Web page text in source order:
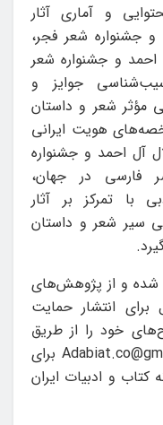
و آماری آثار
جشنواره شعر فجر،
احمد و جشنواره شعر
جوایز و
مؤثر شعر و داستان
هویت ایرانی
آل احمد و جشنواره
فارسی در جهان،
تمرکز بر آثار
سیر شعر و داستان
تا ۲۰ مهر اعلام شده و از پژوهش‌های
ریال برای انتشار حمایت
خود را از طریق
پست الکترونیکی به آدرس Adabiat.co@gmail.com برای
کتاب و ادبیات ایران